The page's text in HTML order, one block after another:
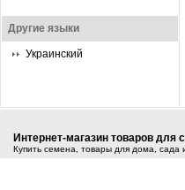
Другие языки
Украинский
Интернет-магазин товаров для
Купить семена, товары для дома, сада